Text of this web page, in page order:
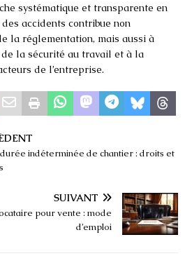
systématique et transparente en
accidents contribue non
la réglementation, mais aussi à
la sécurité au travail et à la
de l’entreprise.
indéterminée de chantier : droits et
SUIVANT
pour vente : mode
d’emploi